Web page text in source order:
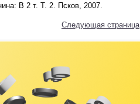
В 2 т. Т. 2. Псков, 2007.
Следующая страница